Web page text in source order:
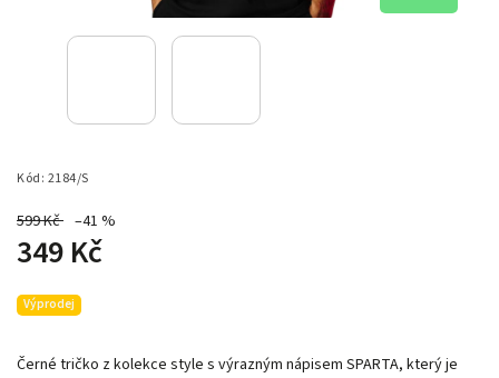
Kód: 2184/S
599 Kč –41 %
349 Kč
Černé tričko z kolekce style s výrazným nápisem SPARTA, který je
Výprodej